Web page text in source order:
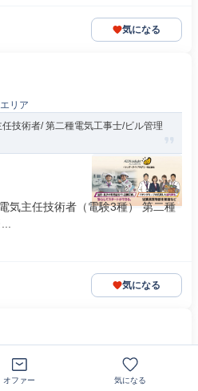
気になる
リア
技術者/ 第二種電気工事士/ビル管理
気主任技術者（電験3種） 第二種
気になる
島屋
技術者/第二種電気工事士資格/米子
オファー 気になる